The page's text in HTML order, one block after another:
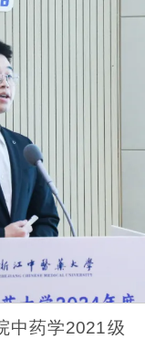
中药学2021级